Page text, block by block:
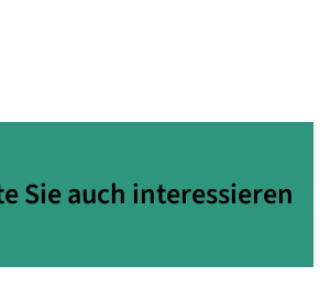
Sie auch interessieren